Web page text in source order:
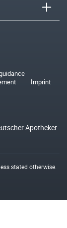
Imprint
Apotheker
stated otherwise.